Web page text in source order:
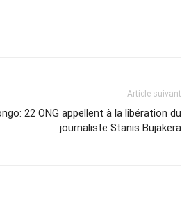
Article suivant
22 ONG appellent à la libération du
journaliste Stanis Bujakera